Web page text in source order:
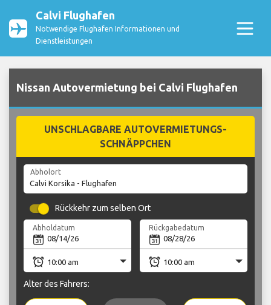
Calvi Flughafen
Notwendige Flughafen Informationen und
Dienstleistungen
Nissan Autovermietung bei Calvi Flughafen
UNSCHLAGBARE AUTOVERMIETUNGS-
SCHNÄPPCHEN
Abholort
Rückkehr zum selben Ort
Abholdatum Rückgabedatum
Alter des Fahrers: